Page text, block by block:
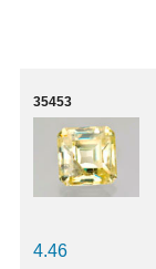
35453
4.46